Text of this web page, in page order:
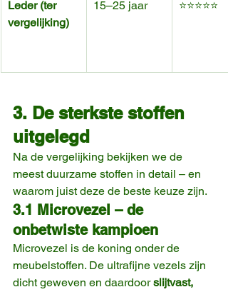
Leder (ter
vergelijking)
15–25 jaar ⭐⭐⭐⭐⭐
3. De sterkste stoffen
uitgelegd
Na de vergelijking bekijken we de
meest duurzame stoffen in detail – en
waarom juist deze de beste keuze zijn.
3.1 Microvezel – de
onbetwiste kampioen
Microvezel is de koning onder de
meubelstoffen. De ultrafijne vezels zijn
dicht geweven en daardoor slijtvast,